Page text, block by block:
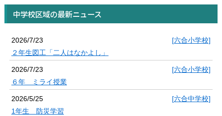
中学校区域の最新ニュース
2026/7/23
[六合小学校]
２年生図工「二人はなかよし」
2026/7/23
[六合小学校]
６年 ミライ授業
2026/5/25
[六合中学校]
1年生 防災学習